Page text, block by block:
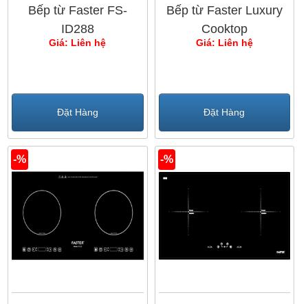
Bếp từ Faster FS-
ID288
Giá: Liên hệ
Đặt Hàng
Bếp từ Faster Luxury
Cooktop
Giá: Liên hệ
Đặt Hàng
-% -%